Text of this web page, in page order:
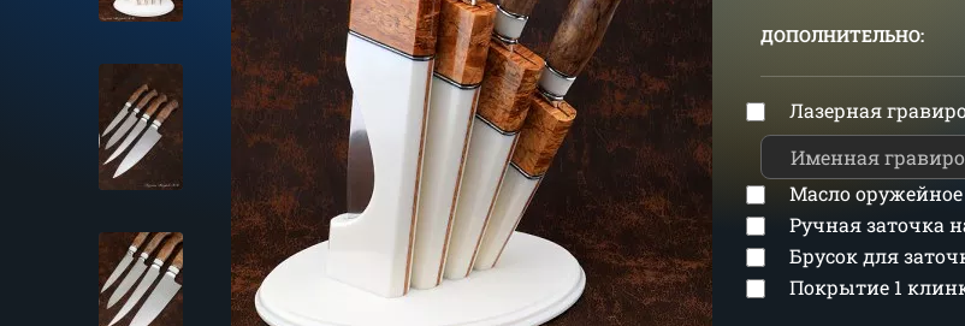
ДОПОЛНИТЕЛЬНО:
Лазерная
Масло оружейное
Ручная заточка
Брусок для
Покрытие 1